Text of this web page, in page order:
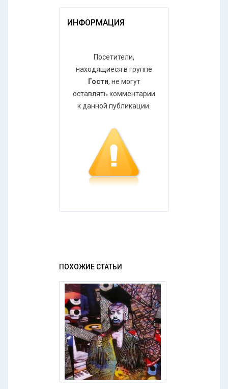
ИНФОРМАЦИЯ
Посетители,
находящиеся в группе
Гости, не могут
оставлять комментарии
к данной публикации.
ПОХОЖИЕ СТАТЬИ